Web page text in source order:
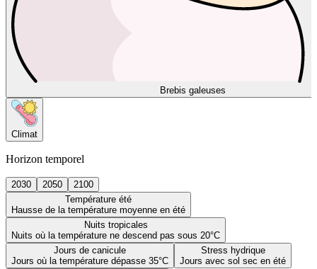
Brebis galeuses
Climat
Horizon temporel
2030 2050
2100
Température été
Hausse de la température moyenne en été
Nuits tropicales
Nuits où la température ne descend pas sous 20°C
Jours de canicule
Jours où la température dépasse 35°C
Stress hydrique
Jours avec sol sec en été